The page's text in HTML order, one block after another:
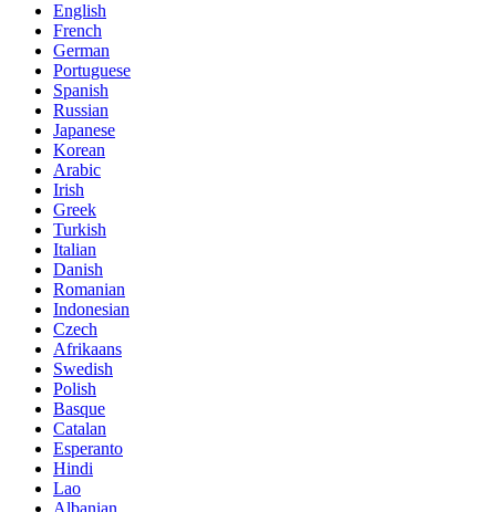
English
French
German
Portuguese
Spanish
Russian
Japanese
Korean
Arabic
Irish
Greek
Turkish
Italian
Danish
Romanian
Indonesian
Czech
Afrikaans
Swedish
Polish
Basque
Catalan
Esperanto
Hindi
Lao
Albanian